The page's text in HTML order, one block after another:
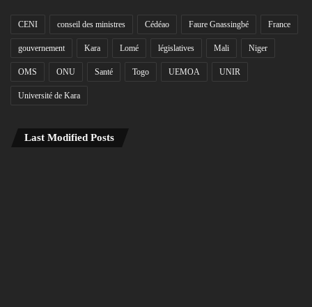
CENI conseil des ministres Cédéao Faure Gnassingbé France
gouvernement Kara Lomé législatives Mali Niger
OMS ONU Santé Togo UEMOA UNIR
Université de Kara
Last Modified Posts